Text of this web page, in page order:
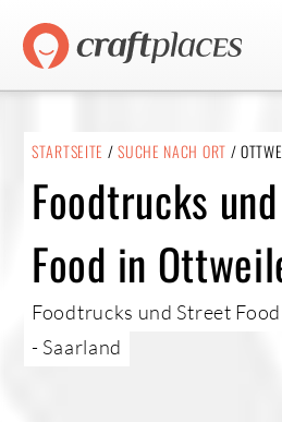
STARTSEITE /SUCHE NACH ORT /
Foodtrucks
Food in
Foodtrucks und Street
- Saarland